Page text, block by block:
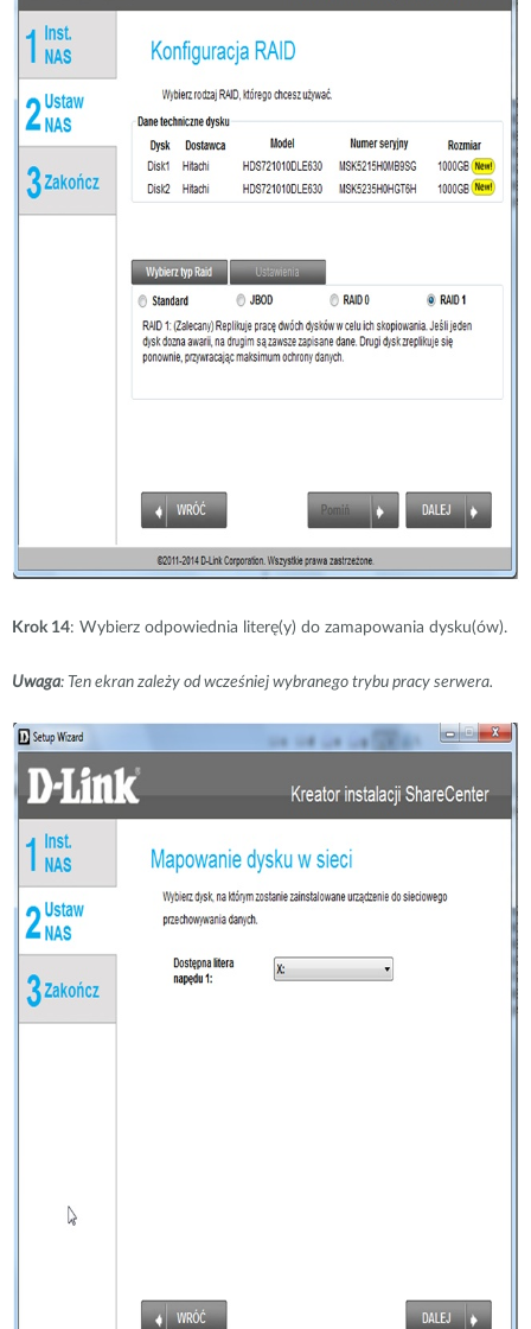
Krok 14: Wybierz odpowiednia literę(y) do zamapowania dysku(ów).
Uwaga: Ten ekran zależy od wcześniej wybranego trybu pracy serwera.